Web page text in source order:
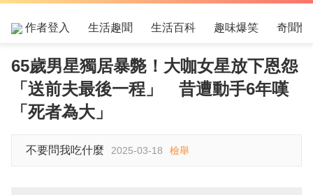
作者登入 生活趣聞 生活百科 趣味爆笑 奇聞怪
65歲男星獨居暴斃！大咖女星放下恩怨
「送前夫最後一程」 昔遭動手6年嘆
「死者為大」
不要問我吃什麼 2025-03-18 檢舉